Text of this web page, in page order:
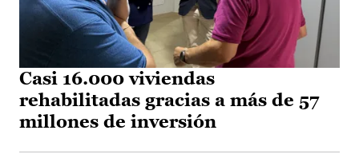
Casi 16.000 viviendas
rehabilitadas gracias a más de 57
millones de inversión